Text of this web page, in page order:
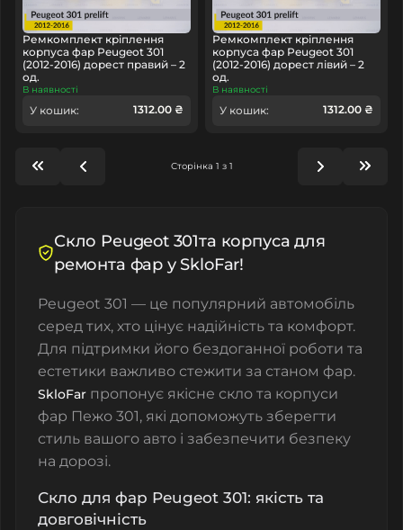
Ремкомплект кріплення
корпуса фар Peugeot 301
(2012-2016) дорест правий – 2
од.
В наявності
У кошик: 1312.00 ₴
Ремкомплект кріплення
корпуса фар Peugeot 301
(2012-2016) дорест лівий – 2
од.
В наявності
У кошик: 1312.00 ₴
Сторінка 1 з 1
Скло Peugeot 301та корпуса для
ремонта фар у SkloFar!
Peugeot 301 — це популярний автомобіль
серед тих, хто цінує надійність та комфорт.
Для підтримки його бездоганної роботи та
естетики важливо стежити за станом фар.
SkloFar пропонує якісне скло та корпуси
фар Пежо 301, які допоможуть зберегти
стиль вашого авто і забезпечити безпеку
на дорозі.
Скло для фар Peugeot 301: якість та
довговічність